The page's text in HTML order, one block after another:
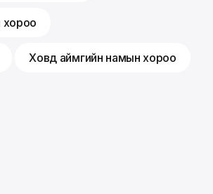
хороо
Ховд аймгийн намын хороо